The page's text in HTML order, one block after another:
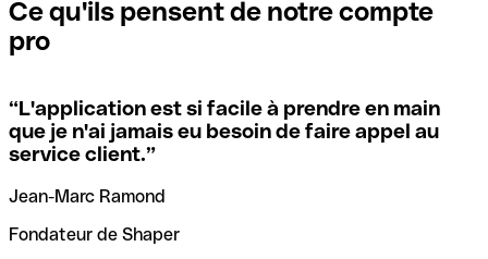
signifie que vous avez le code de l'une des succursales
locales.
Si vous n'êtes pas sûr du code SWIFT que vous devriez
utiliser, nous avons développé un outil de recherche de
codes SWIFT par nom de banque.
vérification/recherche de codes SWIFT. Ainsi, vous pouvez
trouver et vérifier vos codes SWIFT avant de réaliser vos
transferts d’argent.
Ce qu'ils pensent de notre compte
pro
“L'application est si facile à prendre en main
que je n'ai jamais eu besoin de faire appel au
service client.”
Jean-Marc Ramond
Fondateur de Shaper